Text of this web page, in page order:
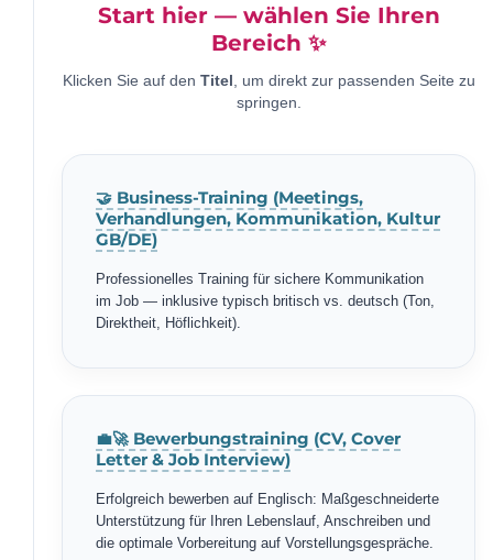
Start hier — wählen Sie Ihren
Bereich ✨
Klicken Sie auf den Titel
, um direkt zur passenden Seite zu
springen.
🤝 Business-Training (Meetings,
Verhandlungen, Kommunikation, Kultur
GB/DE)
Professionelles Training für sichere Kommunikation
im Job — inklusive typisch britisch vs. deutsch (Ton,
Direktheit, Höflichkeit).
💼🚀 Bewerbungstraining (CV, Cover
Letter & Job Interview)
Erfolgreich bewerben auf Englisch: Maßgeschneiderte
Unterstützung für Ihren Lebenslauf, Anschreiben und
die optimale Vorbereitung auf Vorstellungsgespräche.